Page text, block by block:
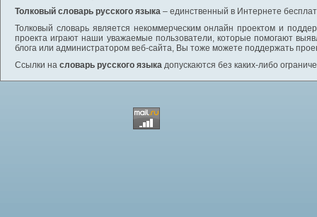
Толковый словарь русского языка – единственный в Интернете
Толковый словарь является некоммерческим онлайн проектом и
проекта играют наши уважаемые пользователи, которые помогают
блога или администратором веб-сайта, Вы тоже можете поддержать
Ссылки на словарь русского языка допускаются без каких-либо